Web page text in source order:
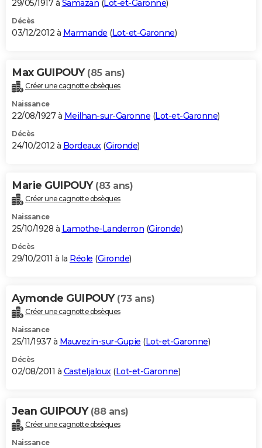
29/05/1917 à Samazan (Lot-et-Garonne)
Décès
03/12/2012 à Marmande (Lot-et-Garonne)
Max GUIPOUY (85 ans)
Créer une cagnotte obsèques
Naissance
22/08/1927 à Meilhan-sur-Garonne (Lot-et-Garonne)
Décès
24/10/2012 à Bordeaux(Gironde)
Marie GUIPOUY (83 ans)
Créer une cagnotte obsèques
Naissance
25/10/1928 à Lamothe-Landerron (Gironde)
Décès
29/10/2011 à la Réole (Gironde)
Aymonde GUIPOUY (73 ans)
Créer une cagnotte obsèques
Naissance
25/11/1937 à Mauvezin-sur-Gupie (Lot-et-Garonne)
Décès
02/08/2011 à Casteljaloux(Lot-et-Garonne)
Jean GUIPOUY (88 ans)
Créer une cagnotte obsèques
Naissance